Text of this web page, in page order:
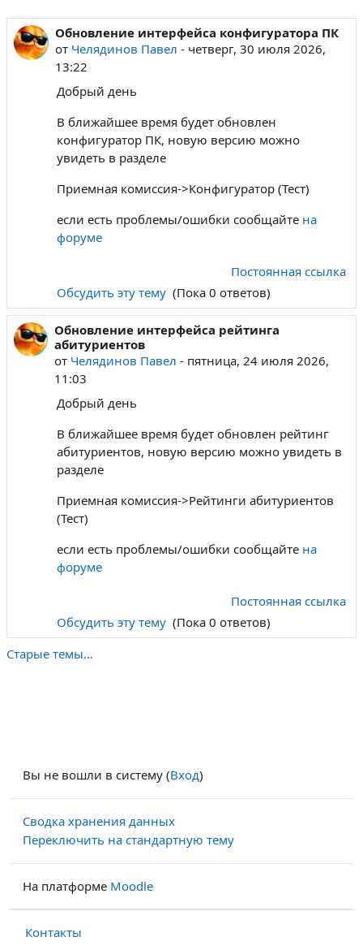
Обновление интерфейса конфигуратора ПК
от Челядинов Павел - четверг, 30 июля 2026,
13:22
Добрый день
В ближайшее время будет обновлен
конфигуратор ПК, новую версию можно
увидеть в разделе
Приемная комиссия->Конфигуратор (Тест)
если есть проблемы/ошибки сообщайте на
форуме
Постоянная ссылка
Обсудить эту тему (Пока 0 ответов)
Обновление интерфейса рейтинга
абитуриентов
от Челядинов Павел - пятница, 24 июля 2026,
11:03
Добрый день
В ближайшее время будет обновлен рейтинг
абитуриентов, новую версию можно увидеть в
разделе
Приемная комиссия->Рейтинги абитуриентов
(Тест)
если есть проблемы/ошибки сообщайте на
форуме
Постоянная ссылка
Обсудить эту тему (Пока 0 ответов)
Старые темы...
Вы не вошли в систему (Вход)
Сводка хранения данных
Переключить на стандартную тему
На платформе Moodle
Контакты